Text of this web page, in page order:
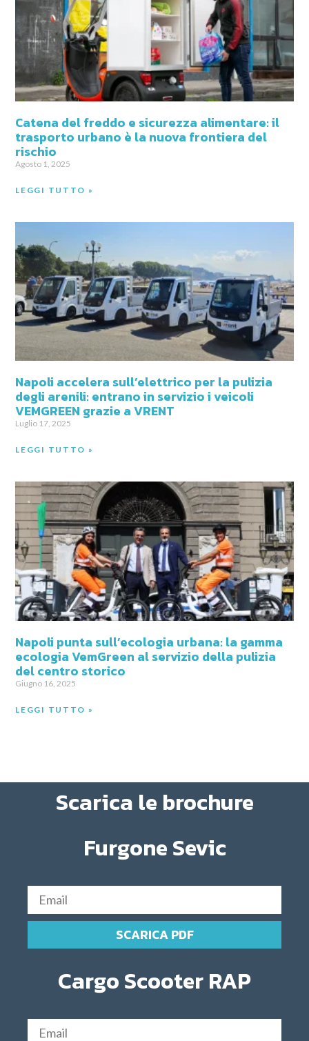
Catena del freddo e sicurezza alimentare: il
trasporto urbano è la nuova frontiera del
rischio
Agosto 1, 2025
LEGGI TUTTO »
Napoli accelera sull’elettrico per la pulizia
degli arenili: entrano in servizio i veicoli
VEMGREEN grazie a VRENT
Luglio 17, 2025
LEGGI TUTTO »
Napoli punta sull’ecologia urbana: la gamma
ecologia VemGreen al servizio della pulizia
del centro storico
Giugno 16, 2025
LEGGI TUTTO »
Scarica le brochure
Furgone Sevic
SCARICA PDF
Cargo Scooter RAP